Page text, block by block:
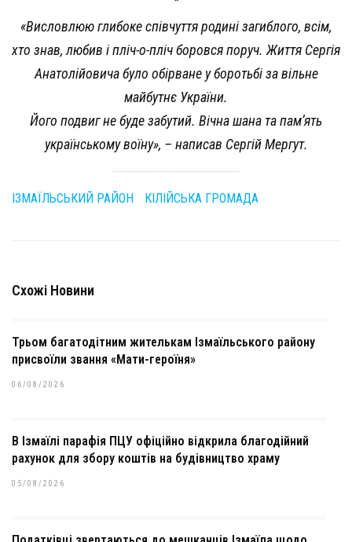
«Висловлюю глибоке співчуття родині загиблого, всім,
хто знав, любив і пліч-о-пліч боровся поруч. Життя Сергія
Анатолійовича було обірване у боротьбі за вільне
майбутнє України.
Його подвиг не буде забутий. Вічна шана та пам’ять
українському воїну», – написав Сергій Мергут.
ІЗМАЇЛЬСЬКИЙ РАЙОН КІЛІЙСЬКА ГРОМАДА
Схожі Новини
Трьом багатодітним жителькам Ізмаїльського району
присвоїли звання «Мати-героїня»
06/08/2026
В Ізмаїлі парафія ПЦУ офіційно відкрила благодійний
рахунок для збору коштів на будівництво храму
05/08/2026